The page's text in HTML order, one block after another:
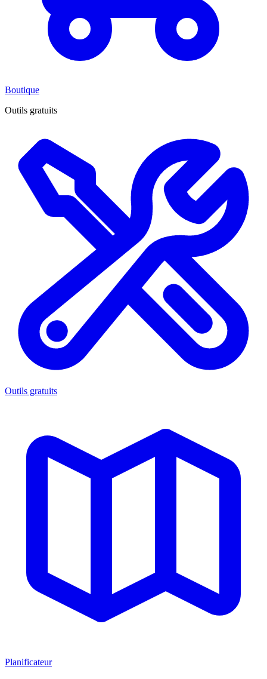
Boutique
Outils gratuits
Outils gratuits
Planificateur